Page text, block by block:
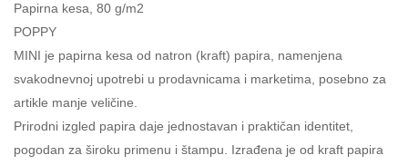
Papirna kesa, 80 g/m2
POPPY
MINI je papirna kesa od natron (kraft) papira, namenjena
svakodnevnoj upotrebi u prodavnicama i marketima, posebno za
artikle manje veličine.
Prirodni izgled papira daje jednostavan i praktičan identitet,
pogodan za široku primenu i štampu. Izrađena je od kraft papira